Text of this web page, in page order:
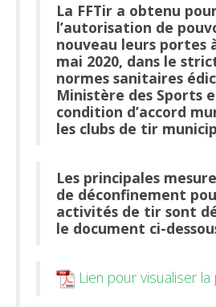
La FFTir a obtenu
l’autorisation de
nouveau leurs portes
mai 2020, dans le
normes sanitaires
Ministère des Sports
condition d’accord
les clubs de tir
Les principales
de déconfinement
activités de tir sont
le document ci-
Lien pour visualiser